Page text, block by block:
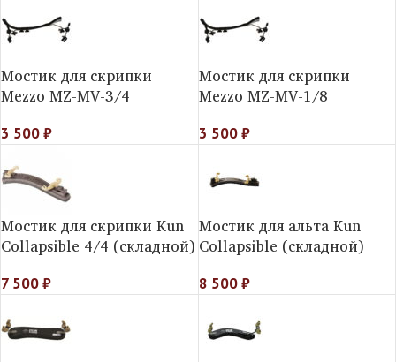
Мостик для скрипки
Mezzo MZ-MV-3/4
3 500₽
Мостик для скрипки
Mezzo MZ-MV-1/8
3 500₽
Мостик для скрипки Kun
Collapsible 4/4 (складной)
7 500₽
Мостик для альта Kun
Collapsible (складной)
8 500₽